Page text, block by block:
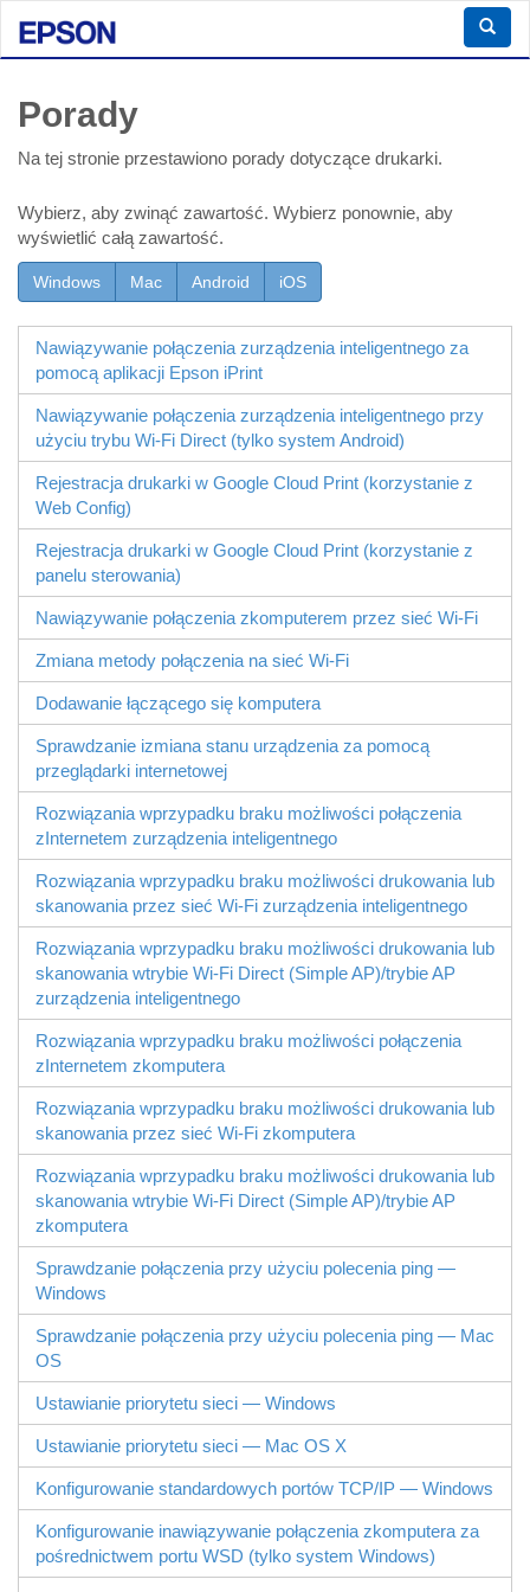
Porady
Na tej stronie przestawiono porady dotyczące drukarki.
Wybierz, aby zwinąć zawartość. Wybierz ponownie, aby
wyświetlić całą zawartość.
Windows Mac Android iOS
Nawiązywanie połączenia zurządzenia inteligentnego za
pomocą aplikacji Epson iPrint
Nawiązywanie połączenia zurządzenia inteligentnego przy
użyciu trybu Wi-Fi Direct (tylko system Android)
Rejestracja drukarki w Google Cloud Print (korzystanie z
Web Config)
Rejestracja drukarki w Google Cloud Print (korzystanie z
panelu sterowania)
Nawiązywanie połączenia zkomputerem przez sieć Wi-Fi
Zmiana metody połączenia na sieć Wi-Fi
Dodawanie łączącego się komputera
Sprawdzanie izmiana stanu urządzenia za pomocą
przeglądarki internetowej
Rozwiązania wprzypadku braku możliwości połączenia
zInternetem zurządzenia inteligentnego
Rozwiązania wprzypadku braku możliwości drukowania lub
skanowania przez sieć Wi-Fi zurządzenia inteligentnego
Rozwiązania wprzypadku braku możliwości drukowania lub
skanowania wtrybie Wi-Fi Direct (Simple AP)/trybie AP
zurządzenia inteligentnego
Rozwiązania wprzypadku braku możliwości połączenia
zInternetem zkomputera
Rozwiązania wprzypadku braku możliwości drukowania lub
skanowania przez sieć Wi-Fi zkomputera
Rozwiązania wprzypadku braku możliwości drukowania lub
skanowania wtrybie Wi-Fi Direct (Simple AP)/trybie AP
zkomputera
Sprawdzanie połączenia przy użyciu polecenia ping —
Windows
Sprawdzanie połączenia przy użyciu polecenia ping — Mac
OS
Ustawianie priorytetu sieci — Windows
Ustawianie priorytetu sieci — Mac OS X
Konfigurowanie standardowych portów TCP/IP — Windows
Konfigurowanie inawiązywanie połączenia zkomputera za
pośrednictwem portu WSD (tylko system Windows)